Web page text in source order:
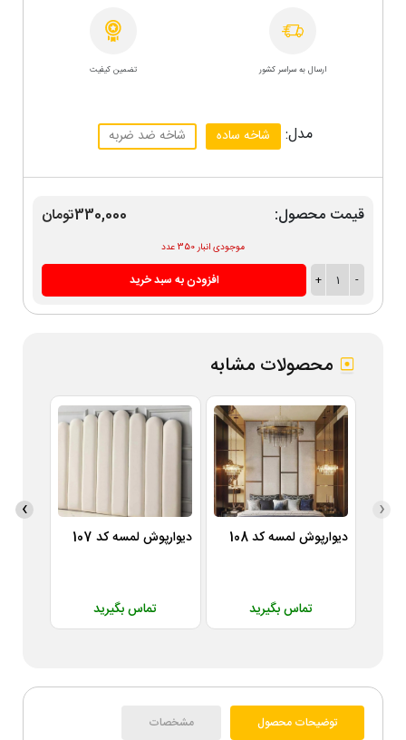
ارسال به سراسر کشور تضمین کیفیت
مدل: شاخه ساده شاخه ضد ضربه
قیمت محصول: 330,000تومان
موجودی انبار 350 عدد
-
1
+ افزودن به سبد خرید
محصولات مشابه
دیوارپوش لمسه کد 108
تماس بگیرید
دیوارپوش لمسه کد 107
تماس بگیرید
‹
›
توضیحات محصول مشخصات